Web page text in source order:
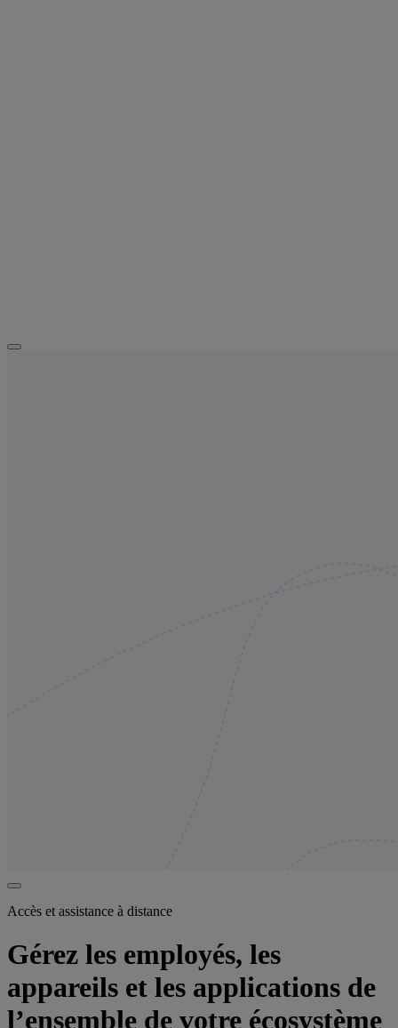
Accès et assistance à distance
Gérez les employés, les
appareils et les applications de
l’ensemble de votre écosystème